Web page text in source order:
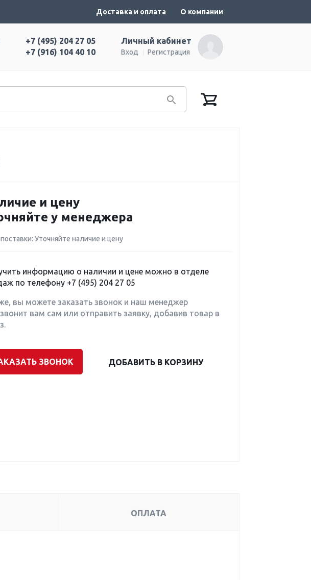
Доставка и оплата О компании
Личный кабинет
Вход Регистрация
+7 (495) 204 27 05
+7 (916) 104 40 10
и цену
у менеджера
Уточняйте наличие и цену
информацию о наличии и цене можно в отделе
по телефону +7 (495) 204 27 05
вы можете заказать звонок и наш менеджер
вам сам или отправить заявку, добавив товар в
ЗВОНОК ДОБАВИТЬ В КОРЗИНУ
ОПЛАТА